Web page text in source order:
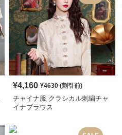
¥4,160 ¥4630(割引前)
チャイナ服 クラシカル刺繍チャ
イナブラウス